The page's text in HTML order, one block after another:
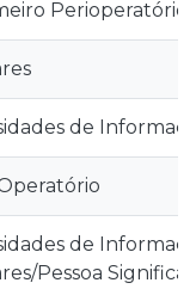
Perioperatório
de
de
Pessoa